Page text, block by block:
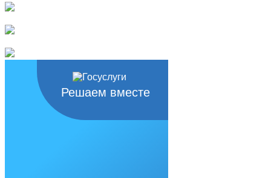
Решаем вместе